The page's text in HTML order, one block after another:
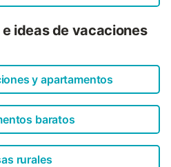
ideas de vacaciones
y apartamentos
baratos
rurales